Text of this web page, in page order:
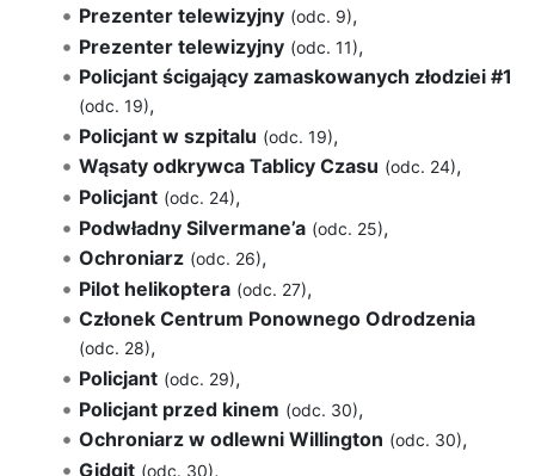
Prezenter telewizyjny (odc. 9),
Prezenter telewizyjny (odc. 11),
Policjant ścigający zamaskowanych złodziei #1
(odc. 19),
Policjant w szpitalu (odc. 19),
Wąsaty odkrywca Tablicy Czasu (odc. 24),
Policjant (odc. 24),
Podwładny Silvermane’a (odc. 25),
Ochroniarz (odc. 26),
Pilot helikoptera (odc. 27),
Członek Centrum Ponownego Odrodzenia
(odc. 28),
Policjant (odc. 29),
Policjant przed kinem (odc. 30),
Ochroniarz w odlewni Willington (odc. 30),
Gidgit (odc. 30),